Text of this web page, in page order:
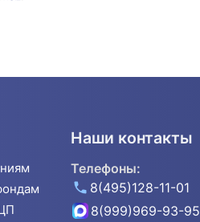
Наши контакты
Телефоны:
8(495)128-11-01
8(999)969-93-95